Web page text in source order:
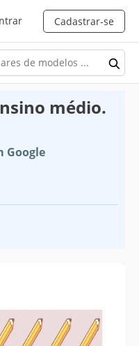
Cadastrar-se
médio.
Google